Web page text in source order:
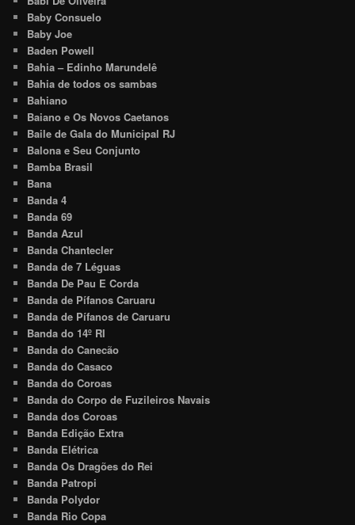
Baby Consuelo
Baby Joe
Baden Powell
Bahia – Edinho Marundelê
Bahia de todos os sambas
Bahiano
Baiano e Os Novos Caetanos
Baile de Gala do Municipal RJ
Balona e Seu Conjunto
Bamba Brasil
Bana
Banda 4
Banda 69
Banda Azul
Banda Chantecler
Banda de 7 Léguas
Banda De Pau E Corda
Banda de Pífanos Caruaru
Banda de Pífanos de Caruaru
Banda do 14º RI
Banda do Canecão
Banda do Casaco
Banda do Coroas
Banda do Corpo de Fuzileiros Navais
Banda dos Coroas
Banda Edição Extra
Banda Elétrica
Banda Os Dragões do Rei
Banda Patropi
Banda Polydor
Banda Rio Copa